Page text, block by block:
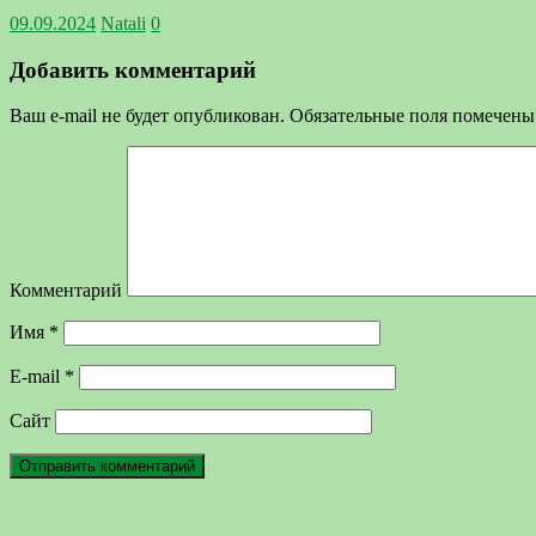
09.09.2024 Natali 0
Добавить комментарий
Ваш e-mail не будет опубликован. Обязательные поля
Комментарий
Имя *
E-mail *
Сайт